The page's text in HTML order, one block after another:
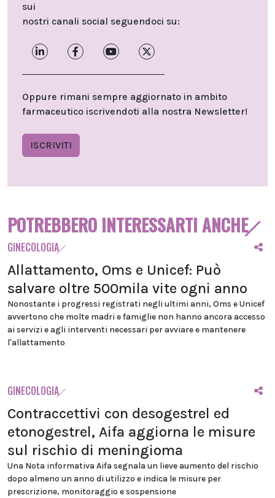
sui
nostri canali social seguendoci su:
Oppure rimani sempre aggiornato in ambito
farmaceutico iscrivendoti alla nostra Newsletter!
ISCRIVITI
POTREBBERO INTERESSARTI ANCHE
GINECOLOGIA
Allattamento, Oms e Unicef: Può
salvare oltre 500mila vite ogni anno
Nonostante i progressi registrati negli ultimi anni, Oms e Unicef
avvertono che molte madri e famiglie non hanno ancora accesso
ai servizi e agli interventi necessari per avviare e mantenere
l'allattamento
GINECOLOGIA
Contraccettivi con desogestrel ed
etonogestrel, Aifa aggiorna le misure
sul rischio di meningioma
Una Nota informativa Aifa segnala un lieve aumento del rischio
dopo almeno un anno di utilizzo e indica le misure per
prescrizione, monitoraggio e sospensione